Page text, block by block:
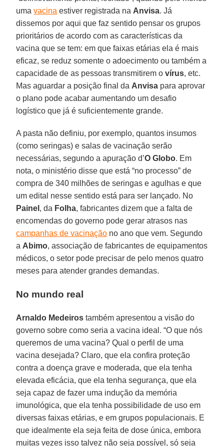
umavacina estiver registrada na Anvisa. Já
dissemos por aqui que faz sentido pensar os grupos
prioritários de acordo com as características da
vacina que se tem: em que faixas etárias ela é mais
eficaz, se reduz somente o adoecimento ou também a
capacidade de as pessoas transmitirem ovírus, etc.
Mas aguardar a posição final da Anvisa para aprovar
o plano pode acabar aumentando um desafio
logístico que já é suficientemente grande.
A pasta não definiu, por exemplo, quantos insumos
(como seringas) e salas de vacinação serão
necessárias, segundo a apuração d’O Globo. Em
nota, o ministério disse que está “no processo” de
compra de 340 milhões de seringas e agulhas e que
um edital nesse sentido está para ser lançado. No
Painel , da Folha, fabricantes dizem que a falta de
encomendas do governo pode gerar atrasos nas
campanhas de vacinação no ano que vem. Segundo
a Abimo, associação de fabricantes de equipamentos
médicos, o setor pode precisar de pelo menos quatro
meses para atender grandes demandas.
No mundo real
Arnaldo Medeiros também apresentou a visão do
governo sobre como seria a vacina ideal. “O que nós
queremos de uma vacina? Qual o perfil de uma
vacina desejada? Claro, que ela confira proteção
contra a doença grave e moderada, que ela tenha
elevada eficácia, que ela tenha segurança, que ela
seja capaz de fazer uma indução da memória
imunológica, que ela tenha possibilidade de uso em
diversas faixas etárias, e em grupos populacionais. E
que idealmente ela seja feita de dose única, embora
muitas vezes isso talvez não seja possível, só seja